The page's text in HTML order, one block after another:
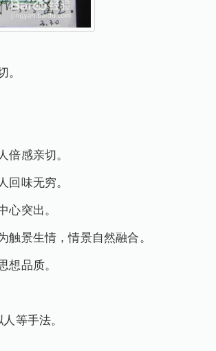
。
倍感亲切。
味无穷。
心突出。
景生情，情景自然融合。
想品质。
等手法。